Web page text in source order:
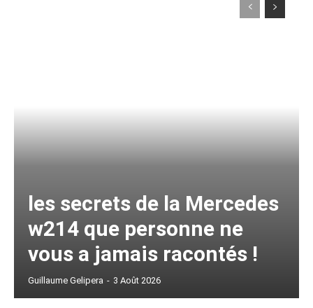
les secrets de la Mercedes
w214 que personne ne
vous a jamais racontés !
Guillaume Gelipera - 3 Août 2026